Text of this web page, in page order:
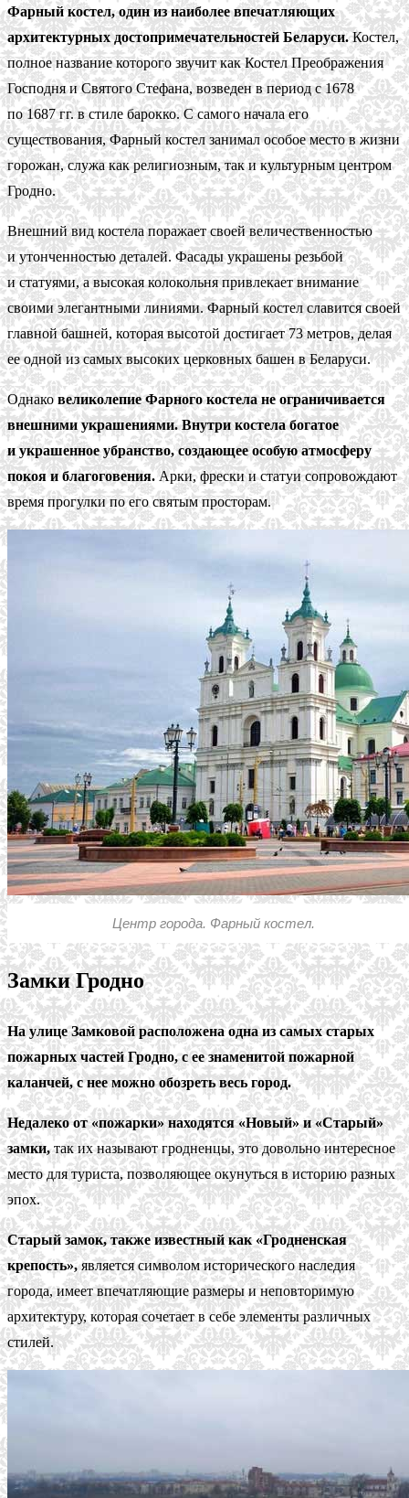
Фарный костел, один из наиболее впечатляющих
архитектурных достопримечательностей Беларуси.Костел,
полное название которого звучит как Костел Преображения
Господня и Святого Стефана, возведен в период с 1678
по 1687 гг. в стиле барокко. С самого начала его
существования, Фарный костел занимал особое место в жизни
горожан, служа как религиозным, так и культурным центром
Гродно.
Внешний вид костела поражает своей величественностью
и утонченностью деталей. Фасады украшены резьбой
и статуями, а высокая колокольня привлекает внимание
своими элегантными линиями. Фарный костел славится своей
главной башней, которая высотой достигает 73 метров, делая
ее одной из самых высоких церковных башен в Беларуси.
Однаковеликолепие Фарного костела не ограничивается
внешними украшениями. Внутри костела богатое
и украшенное убранство, создающее особую атмосферу
покоя и благоговения.Арки, фрески и статуи сопровождают
время прогулки по его святым просторам.
Центр города. Фарный костел.
Замки Гродно
На улице Замковой расположена одна из самых старых
пожарных частей Гродно, с ее знаменитой пожарной
каланчей, с нее можно обозреть весь город.
Недалеко от «пожарки» находятся «Новый» и «Старый»
замки,так их называют гродненцы, это довольно интересное
место для туриста, позволяющее окунуться в историю разных
эпох.
Старый замок, также известный как «Гродненская
крепость»,является символом исторического наследия
города, имеет впечатляющие размеры и неповторимую
архитектуру, которая сочетает в себе элементы различных
стилей.